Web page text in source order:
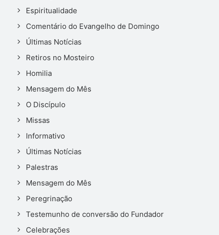
Espiritualidade
Comentário do Evangelho de Domingo
Últimas Notícias
Retiros no Mosteiro
Homilia
Mensagem do Mês
O Discípulo
Missas
Informativo
Últimas Notícias
Palestras
Mensagem do Mês
Peregrinação
Testemunho de conversão do Fundador
Celebrações